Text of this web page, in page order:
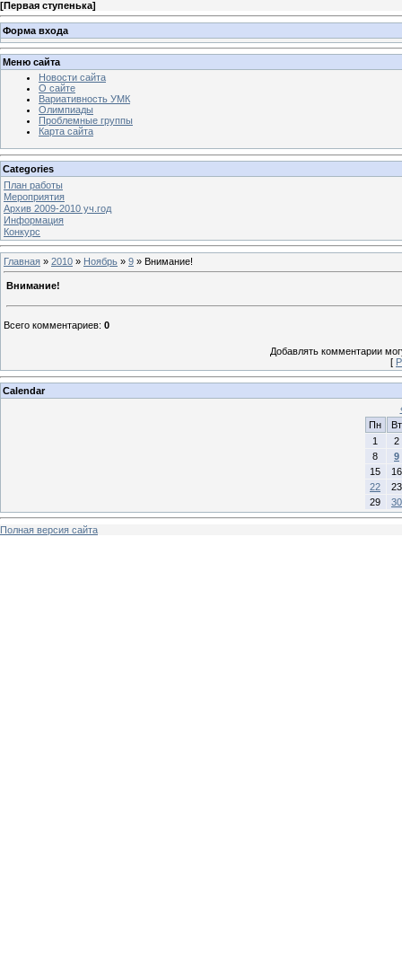
[Первая ступенька]
Форма входа
Меню сайта
Новости сайта
О сайте
Вариативность УМК
Олимпиады
Проблемные группы
Карта сайта
Categories
План работы
Мероприятия
Архив 2009-2010 уч.год
Информация
Конкурс
Главная » 2010 » Ноябрь » 9 » Внимание!
Внимание!
Всего комментариев: 0
Добавлять комментарии
[
Calendar
Пн
Вт
1
2
8
9
15
16
22
23
29
30
Полная версия сайта